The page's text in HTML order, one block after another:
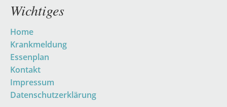
Wichtiges
Navigation
überspringen
Home
Krankmeldung
Essenplan
Kontakt
Impressum
Datenschutzerklärung